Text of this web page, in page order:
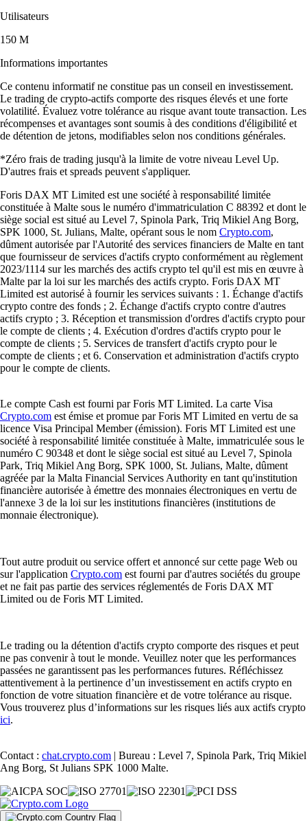
Utilisateurs
150 M
Informations importantes
Ce contenu informatif ne constitue pas un conseil en investissement.
Le trading de crypto-actifs comporte des risques élevés et une forte
volatilité. Évaluez votre tolérance au risque avant toute transaction. Les
récompenses et avantages sont soumis à des conditions d'éligibilité et
de détention de jetons, modifiables selon nos conditions générales.
*Zéro frais de trading jusqu'à la limite de votre niveau Level Up.
D'autres frais et spreads peuvent s'appliquer.
Foris DAX MT Limited est une société à responsabilité limitée
constituée à Malte sous le numéro d'immatriculation C 88392 et dont le
siège social est situé au Level 7, Spinola Park, Triq Mikiel Ang Borg,
SPK 1000, St. Julians, Malte, opérant sous le nom Crypto.com,
dûment autorisée par l'Autorité des services financiers de Malte en tant
que fournisseur de services d'actifs crypto conformément au règlement
2023/1114 sur les marchés des actifs crypto tel qu'il est mis en œuvre à
Malte par la loi sur les marchés des actifs crypto. Foris DAX MT
Limited est autorisé à fournir les services suivants : 1. Échange d'actifs
crypto contre des fonds ; 2. Échange d'actifs crypto contre d'autres
actifs crypto ; 3. Réception et transmission d'ordres d'actifs crypto pour
le compte de clients ; 4. Exécution d'ordres d'actifs crypto pour le
compte de clients ; 5. Services de transfert d'actifs crypto pour le
compte de clients ; et 6. Conservation et administration d'actifs crypto
pour le compte de clients.
Le compte Cash est fourni par Foris MT Limited. La carte Visa
Crypto.com est émise et promue par Foris MT Limited en vertu de sa
licence Visa Principal Member (émission). Foris MT Limited est une
société à responsabilité limitée constituée à Malte, immatriculée sous le
numéro C 90348 et dont le siège social est situé au Level 7, Spinola
Park, Triq Mikiel Ang Borg, SPK 1000, St. Julians, Malte, dûment
agréée par la Malta Financial Services Authority en tant qu'institution
financière autorisée à émettre des monnaies électroniques en vertu de
l'annexe 3 de la loi sur les institutions financières (institutions de
monnaie électronique).
Tout autre produit ou service offert et annoncé sur cette page Web ou
sur l'application Crypto.com est fourni par d'autres sociétés du groupe
et ne fait pas partie des services réglementés de Foris DAX MT
Limited ou de Foris MT Limited.
Le trading ou la détention d'actifs crypto comporte des risques et peut
ne pas convenir à tout le monde. Veuillez noter que les performances
passées ne garantissent pas les performances futures. Réfléchissez
attentivement à la pertinence d’un investissement en actifs crypto en
fonction de votre situation financière et de votre tolérance au risque.
Vous trouverez plus d’informations sur les risques liés aux actifs crypto
ici.
Contact : chat.crypto.com | Bureau : Level 7, Spinola Park, Triq Mikiel
Ang Borg, St Julians SPK 1000 Malte.